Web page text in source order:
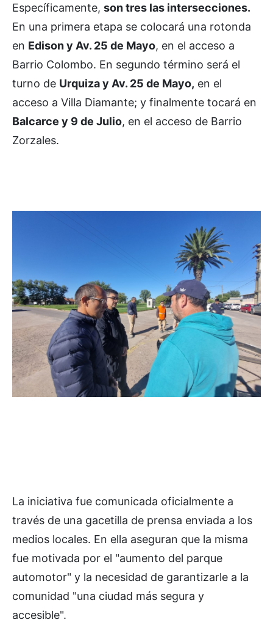
Específicamente, son tres las intersecciones.
En una primera etapa se colocará una rotonda
en Edison y Av. 25 de Mayo, en el acceso a
Barrio Colombo. En segundo término será el
turno de Urquiza y Av. 25 de Mayo, en el
acceso a Villa Diamante; y finalmente tocará en
Balcarce y 9 de Julio, en el acceso de Barrio
Zorzales.
La iniciativa fue comunicada oficialmente a
través de una gacetilla de prensa enviada a los
medios locales. En ella aseguran que la misma
fue motivada por el "aumento del parque
automotor" y la necesidad de garantizarle a la
comunidad "una ciudad más segura y
accesible".